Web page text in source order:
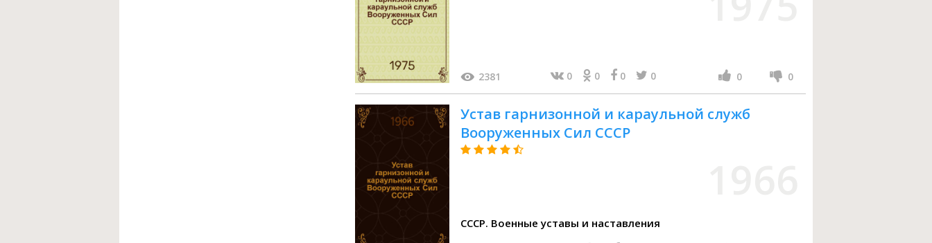
2381 0 0 0 0 0 0
Устав гарнизонной и караульной служб
Вооруженных Сил СССР
СССР. Военные уставы и наставления